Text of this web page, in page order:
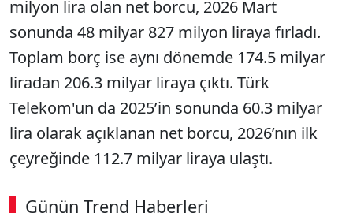
milyon lira olan net borcu, 2026 Mart
sonunda 48 milyar 827 milyon liraya fırladı.
Toplam borç ise aynı dönemde 174.5 milyar
liradan 206.3 milyar liraya çıktı. Türk
Telekom'un da 2025’in sonunda 60.3 milyar
lira olarak açıklanan net borcu, 2026’nın ilk
çeyreğinde 112.7 milyar liraya ulaştı.
Günün Trend Haberleri